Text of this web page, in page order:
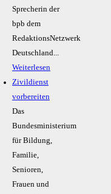
Sprecherin der
bpb dem
RedaktionsNetzwerk
Deutschland...
Weiterlesen
Zivildienst
vorbereiten
Das
Bundesministerium
für Bildung,
Familie,
Senioren,
Frauen und